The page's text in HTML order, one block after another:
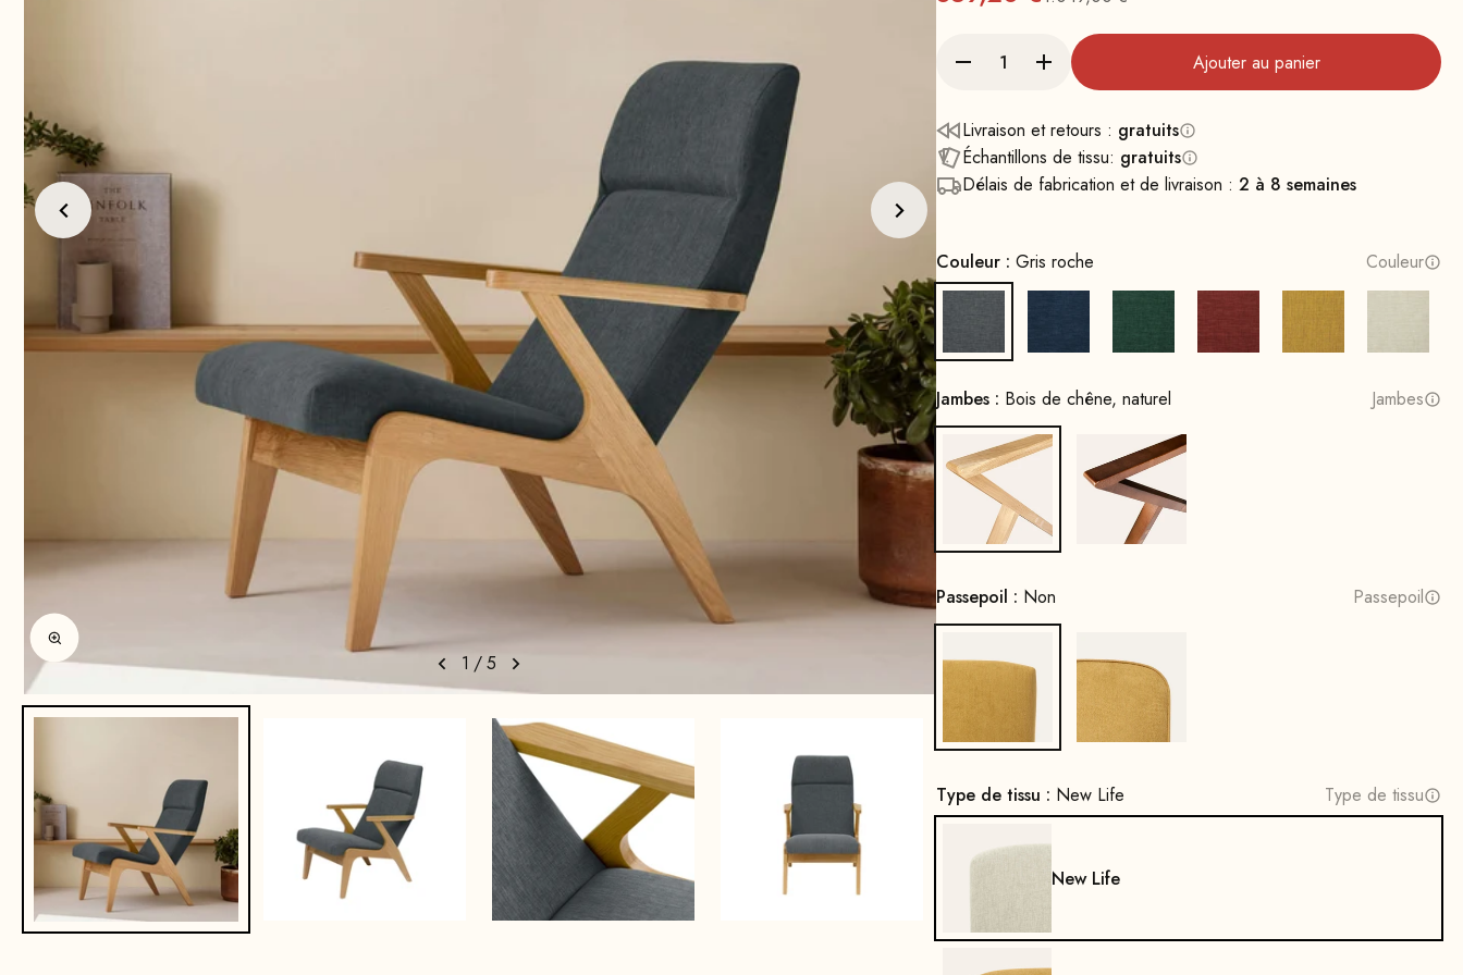
1 /5
Agrandir l'image
Ajouter au panier
Livraison et retours : gratuits
Échantillons de tissu: gratuits
Délais de fabrication et de livraison : 2 à 8 semaines
Couleur : Gris roche Couleur
Jambes : Bois de chêne, naturel Jambes
Bois de chêne, naturelBois de hêtre, teinté noyer
Passepoil : Non Passepoil
Type de tissu : New Life Type de tissu
New Life